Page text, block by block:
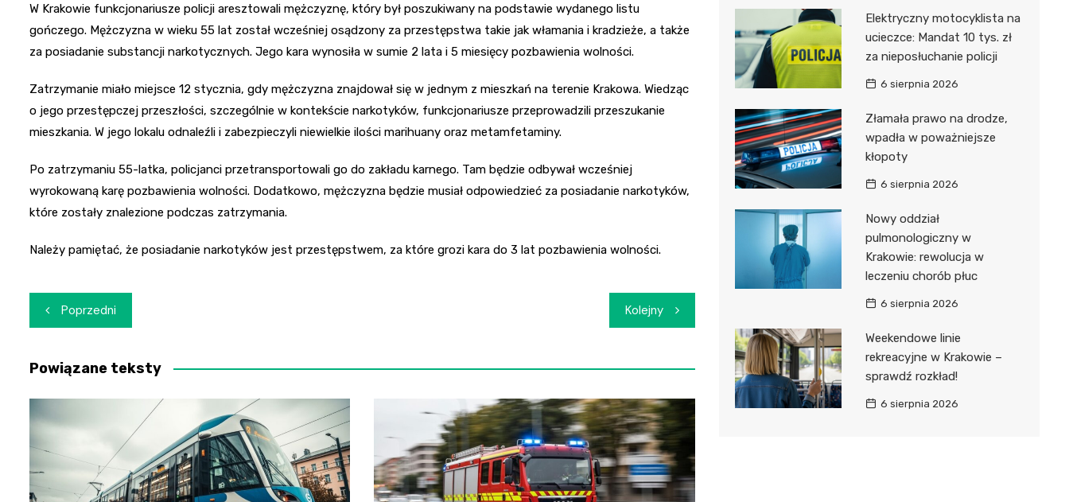
W Krakowie funkcjonariusze policji aresztowali mężczyznę, który był poszukiwany na podstawie wydanego listu
gończego. Mężczyzna w wieku 55 lat został wcześniej osądzony za przestępstwa takie jak włamania i kradzieże, a także
za posiadanie substancji narkotycznych. Jego kara wynosiła w sumie 2 lata i 5 miesięcy pozbawienia wolności.
Zatrzymanie miało miejsce 12 stycznia, gdy mężczyzna znajdował się w jednym z mieszkań na terenie Krakowa. Wiedząc
o jego przestępczej przeszłości, szczególnie w kontekście narkotyków, funkcjonariusze przeprowadzili przeszukanie
mieszkania. W jego lokalu odnaleźli i zabezpieczyli niewielkie ilości marihuany oraz metamfetaminy.
Po zatrzymaniu 55-latka, policjanci przetransportowali go do zakładu karnego. Tam będzie odbywał wcześniej
wyrokowaną karę pozbawienia wolności. Dodatkowo, mężczyzna będzie musiał odpowiedzieć za posiadanie narkotyków,
które zostały znalezione podczas zatrzymania.
Należy pamiętać, że posiadanie narkotyków jest przestępstwem, za które grozi kara do 3 lat pozbawienia wolności.
Nawigacja
wpisu
Poprzedni Kolejny
Powiązane teksty
Elektryczny motocyklista na
ucieczce: Mandat 10 tys. zł
za nieposłuchanie policji
6 sierpnia 2026
Złamała prawo na drodze,
wpadła w poważniejsze
kłopoty
6 sierpnia 2026
Nowy oddział
pulmonologiczny w
Krakowie: rewolucja w
leczeniu chorób płuc
6 sierpnia 2026
Weekendowe linie
rekreacyjne w Krakowie –
sprawdź rozkład!
6 sierpnia 2026